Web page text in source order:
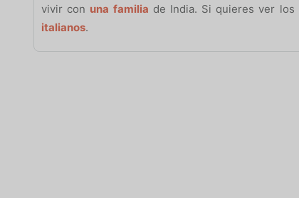
vivir con una familia de India. Si quieres ver los
italianos.